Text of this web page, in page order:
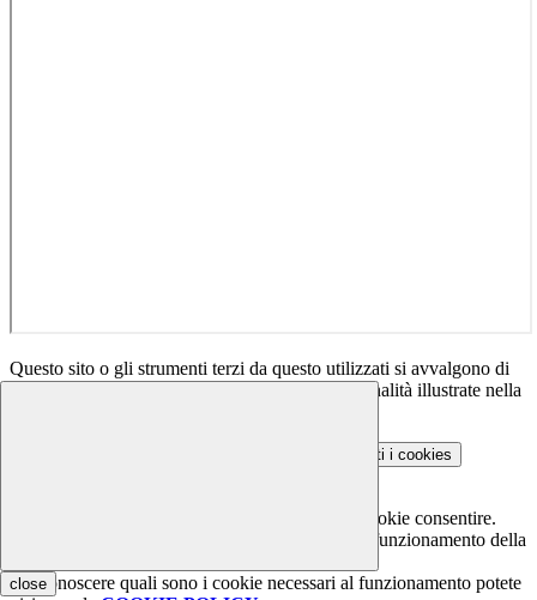
close
Questo sito o gli strumenti terzi da questo utilizzati si avvalgono di
cookie necessari al funzionamento ed utili alle finalità illustrate nella
Accetta tutti i cookies
In questa schermata è possibile scegliere quali cookie consentire.
I cookie necessari sono quelli che consentono il funzionamento della
Per conoscere quali sono i cookie necessari al funzionamento potete